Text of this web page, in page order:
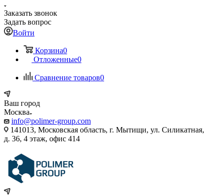
Заказать звонок
Задать вопрос
Войти
Корзина0
Отложенные0
Сравнение товаров0
Ваш город
Москва
info@polimer-group.com
141013, Московская область, г. Мытищи, ул. Силикатная,
д. 36, 4 этаж, офис 414